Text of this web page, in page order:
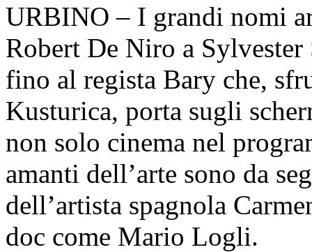
URBINO – I grandi nomi
Robert De Niro a
fino al regista Bary che,
Kusturica, porta sugli
non solo cinema nel
amanti dell’arte sono da
dell’artista spagnola
doc come Mario Logli.